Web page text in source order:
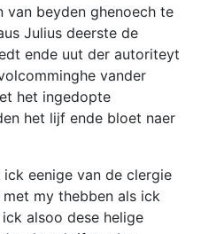
van beyden ghenoech te
Julius deerste de
ende uut der autoriteyt
vander
het ingedopte
het lijf ende bloet naer
eenige van de clergie
my thebben als ick
alsoo dese helige